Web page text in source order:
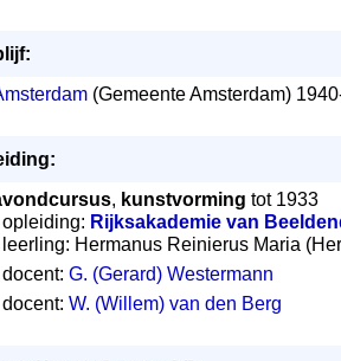
(Gemeente Amsterdam)
, kunstvorming tot 1933
opleiding: Rijksakademie van
leerling: Hermanus Reinierus Maria
G. (Gerard) Westermann
W. (Willem) van den Berg